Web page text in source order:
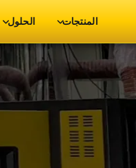
المنتجات الحلول